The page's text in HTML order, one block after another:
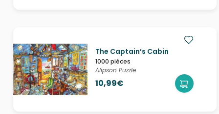
The Captain’s Cabin
1000 pièces
Alipson Puzzle
10,99€